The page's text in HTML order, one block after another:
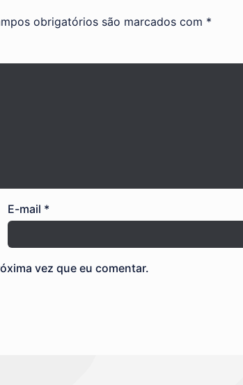
obrigatórios são marcados com *
E-mail *
vez que eu comentar.